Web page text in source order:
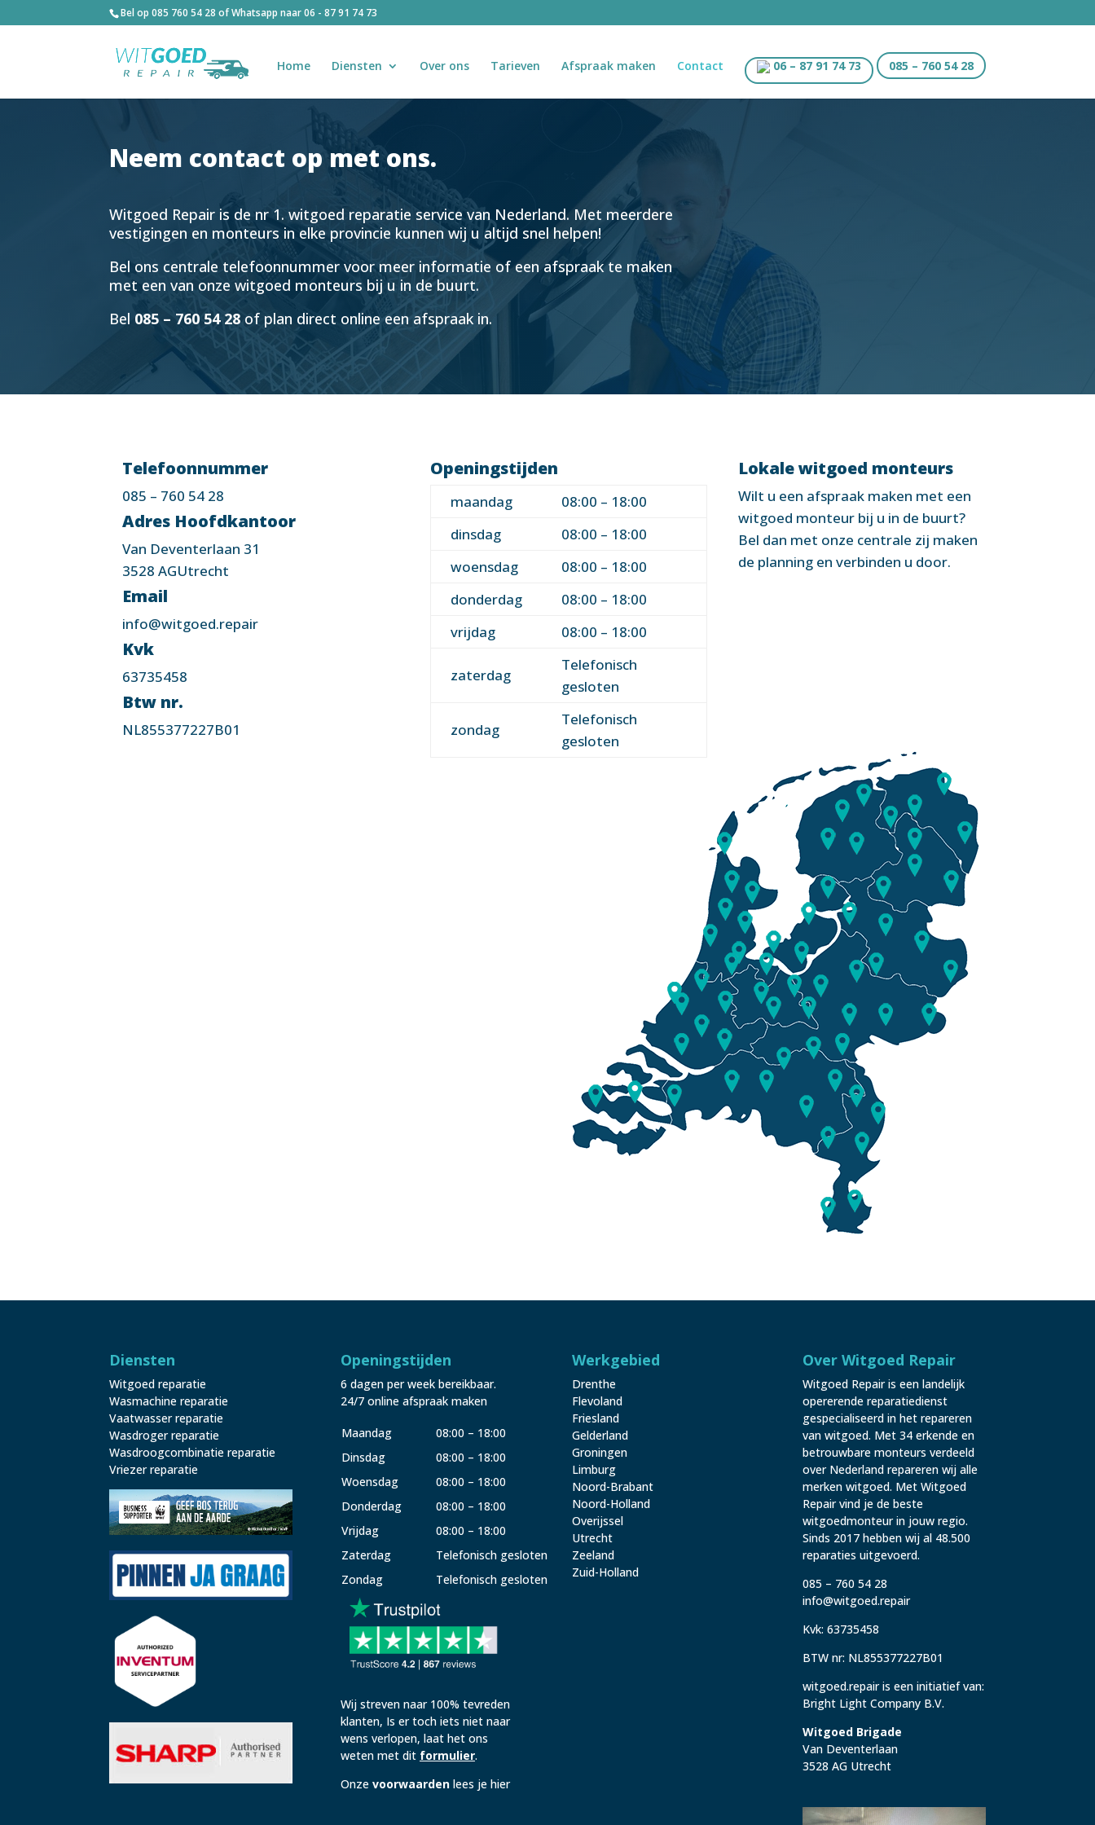
Bel op085 760 54 28 of Whatsapp naar06 - 87 91 74 73
Home Diensten Over ons Tarieven Afspraak maken Contact 06 – 87 91 74 73 085 – 760 54 28
Neem contact op met ons.
Witgoed Repair is de nr 1. witgoed reparatie service van Nederland. Met meerdere
vestigingen en monteurs in elke provincie kunnen wij u altijd snel helpen!
Bel ons centrale telefoonnummer voor meer informatie of een afspraak te maken
met een van onze witgoed monteurs bij u in de buurt.
Bel 085 – 760 54 28 of plan direct online een afspraak in.
Telefoonnummer
085 – 760 54 28
Adres Hoofdkantoor
Van Deventerlaan 31
3528 AGUtrecht
Email
info@witgoed.repair
Kvk
63735458
Btw nr.
NL855377227B01
Openingstijden
maandag
08:00 – 18:00
dinsdag
08:00 – 18:00
woensdag
08:00 – 18:00
donderdag
08:00 – 18:00
vrijdag
08:00 – 18:00
zaterdag
Telefonisch
gesloten
zondag
Telefonisch
gesloten
Lokale witgoed monteurs
Wilt u een afspraak maken met een
witgoed monteur bij u in de buurt?
Bel dan met onze centrale zij maken
de planning en verbinden u door.
Diensten
Witgoed reparatie
Wasmachine reparatie
Vaatwasser reparatie
Wasdroger reparatie
Wasdroogcombinatie reparatie
Vriezer reparatie
Openingstijden
6 dagen per week bereikbaar.
24/7 online afspraak maken
Maandag
08:00 – 18:00
Dinsdag
08:00 – 18:00
Woensdag
08:00 – 18:00
Donderdag
08:00 – 18:00
Vrijdag
08:00 – 18:00
Zaterdag
Telefonisch gesloten
Zondag
Telefonisch gesloten
Wij streven naar 100% tevreden
klanten, Is er toch iets niet naar
wens verlopen, laat het ons
weten met dit formulier.
Onze voorwaardenlees je hier
Werkgebied
Drenthe
Flevoland
Friesland
Gelderland
Groningen
Limburg
Noord-Brabant
Noord-Holland
Overijssel
Utrecht
Zeeland
Zuid-Holland
Over Witgoed Repair
Witgoed Repair is een landelijk
opererende reparatiedienst
gespecialiseerd in het repareren
van witgoed. Met 34 erkende en
betrouwbare monteurs verdeeld
over Nederland repareren wij alle
merken witgoed. Met Witgoed
Repair vind je de beste
witgoedmonteur in jouw regio.
Sinds 2017 hebben wij al 48.500
reparaties uitgevoerd.
085 – 760 54 28
info@witgoed.repair
Kvk: 63735458
BTW nr: NL855377227B01
witgoed.repair is een initiatief van:
Bright Light Company B.V.
Witgoed Brigade
Van Deventerlaan
3528 AG Utrecht